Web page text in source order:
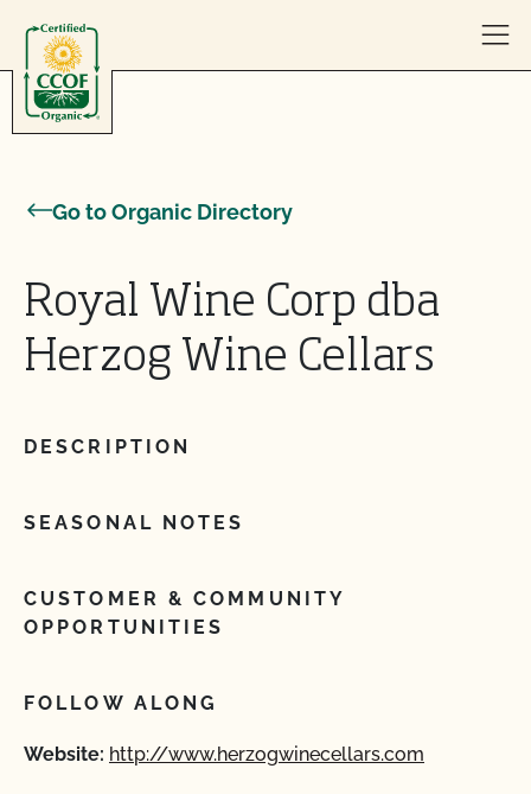
Go to Organic Directory
Royal Wine Corp dba
Herzog Wine Cellars
DESCRIPTION
SEASONAL NOTES
CUSTOMER & COMMUNITY
OPPORTUNITIES
FOLLOW ALONG
Website: http://www.herzogwinecellars.com